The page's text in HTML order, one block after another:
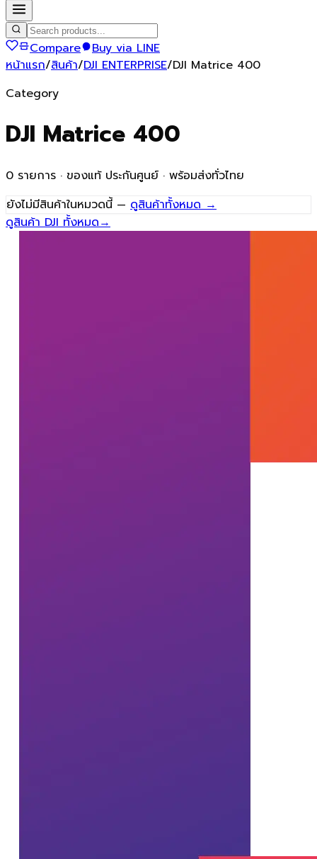
Compare
Buy via LINE
หน้าแรก/สินค้า/DJI ENTERPRISE/DJI Matrice 400
Category
DJI Matrice 400
0 รายการ · ของแท้ ประกันศูนย์ · พร้อมส่งทั่วไทย
ยังไม่มีสินค้าในหมวดนี้ — ดูสินค้าทั้งหมด →
ดูสินค้า DJI ทั้งหมด→